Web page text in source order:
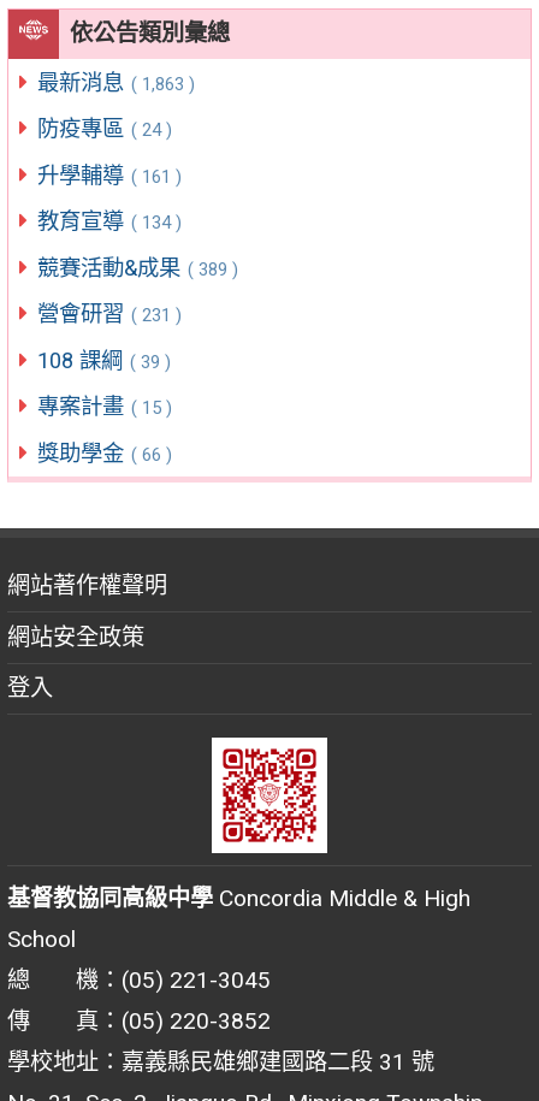
依公告類別彙總
最新消息 ( 1,863 )
防疫專區 ( 24 )
升學輔導 ( 161 )
教育宣導 ( 134 )
競賽活動&成果 ( 389 )
營會研習 ( 231 )
108 課綱 ( 39 )
專案計畫 ( 15 )
獎助學金 ( 66 )
網站著作權聲明
網站安全政策
登入
基督教協同高級中學 Concordia Middle & High
School
總 機：(05) 221-3045
傳 真：(05) 220-3852
學校地址：嘉義縣民雄鄉建國路二段 31 號